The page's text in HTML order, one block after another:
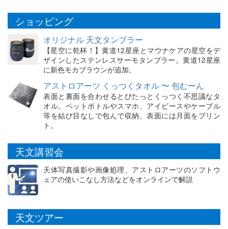
ショッピング
オリジナル 天文タンブラー
【星空に乾杯！】黄道12星座とマウナケアの星空をデ
ザインしたステンレスサーモタンブラー。黄道12星座
に新色モカブラウンが追加。
アストロアーツ くっつくタオル 〜 包むーん
表面と裏面を合わせるとぴたっとくっつく不思議なタ
オル。ペットボトルやスマホ、アイピースやケーブル
等を結び目なしで包んで収納。表面には月面をプリン
ト。
天文講習会
天体写真撮影や画像処理、アストロアーツのソフトウ
ェアの使いこなし方法などをオンラインで解説
天文ツアー